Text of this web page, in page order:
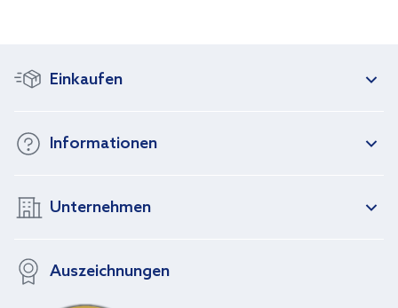
Einkaufen
Informationen
Unternehmen
Auszeichnungen